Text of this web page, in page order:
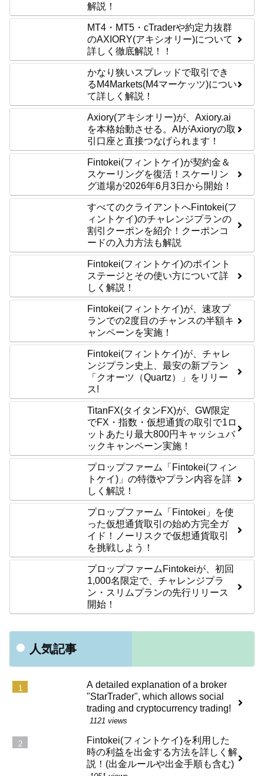
解説！
MT4・MT5・cTraderや約定力抜群
のAXIORY(アキシオリー)について
詳しく徹底解説！！
かなり狭いスプレッドで取引でき
るM4Markets(M4マーケッツ)につい
て詳しく解説！
Axiory(アキシオリー)が、Axiory.ai
を本格始動させる。AIがAxioryの取
引口座と直接つなげられます！
Fintokei(フィントケイ)が契約金＆
スケーリングを復活！スケーリン
グ道場が2026年6月3日から開始！
すべてのクライアントへFintokei(フ
ィントケイ)のチャレンジプランの
割引クーポンを紹介！クーポンコ
ードの入力方法も解説
Fintokei(フィントケイ)のポイント
ステージとその使い方について詳
しく解説！
Fintokei(フィントケイ)が、速攻プ
ランでの2度目のチャンスの半額キ
ャンペーンを実施！
Fintokei(フィントケイ)が、チャレ
ンジプラン史上、最安の新プラン
「クオーツ（Quartz）」をリリー
ス!
TitanFX(タイタンFX)が、GW限定
でFX・指数・仮想通貨の取引で1ロ
ットあたり最大800円キャッシュバ
ックキャンペーン実施！
プロップファーム「Fintokei(フィン
トケイ)」の特徴やプラン内容を詳
しく解説！
プロップファーム「Fintokei」を使
った仮想通貨取引の始め方完全ガ
イド！ノーリスクで仮想通貨取引
を挑戦しよう！
プロップファームFintokeiが、初回
1,000名限定で、チャレンジプラ
ン・スリムプランの先行リリース
開始！
人気記事
A detailed explanation of a broker
"StarTrader", which allows social
trading and cryptocurrency trading!
1121 views
Fintokei(フィントケイ)を利用した
時の利益を出金する方法を詳しく解
説！(出金ルールや出金手順も含む)